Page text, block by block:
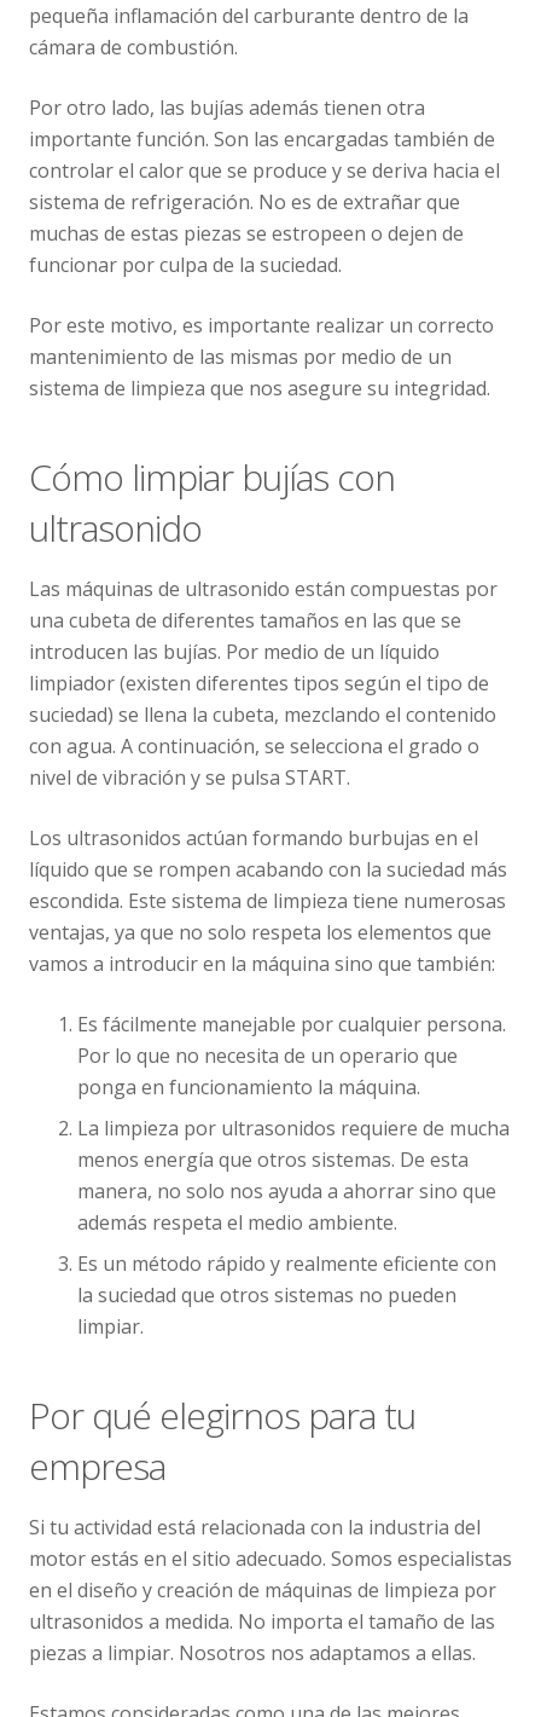
pequeña inflamación del carburante dentro de la
cámara de combustión.
Por otro lado, las bujías además tienen otra
importante función. Son las encargadas también de
controlar el calor que se produce y se deriva hacia el
sistema de refrigeración. No es de extrañar que
muchas de estas piezas se estropeen o dejen de
funcionar por culpa de la suciedad.
Por este motivo, es importante realizar un correcto
mantenimiento de las mismas por medio de un
sistema de limpieza que nos asegure su integridad.
Cómo limpiar bujías con
ultrasonido
Las máquinas de ultrasonido están compuestas por
una cubeta de diferentes tamaños en las que se
introducen las bujías. Por medio de un líquido
limpiador (existen diferentes tipos según el tipo de
suciedad) se llena la cubeta, mezclando el contenido
con agua. A continuación, se selecciona el grado o
nivel de vibración y se pulsa START.
Los ultrasonidos actúan formando burbujas en el
líquido que se rompen acabando con la suciedad más
escondida. Este sistema de limpieza tiene numerosas
ventajas, ya que no solo respeta los elementos que
vamos a introducir en la máquina sino que también:
Es fácilmente manejable por cualquier persona.
Por lo que no necesita de un operario que
ponga en funcionamiento la máquina.
La limpieza por ultrasonidos requiere de mucha
menos energía que otros sistemas. De esta
manera, no solo nos ayuda a ahorrar sino que
además respeta el medio ambiente.
Es un método rápido y realmente eficiente con
la suciedad que otros sistemas no pueden
limpiar.
Por qué elegirnos para tu
empresa
Si tu actividad está relacionada con la industria del
motor estás en el sitio adecuado. Somos especialistas
en el diseño y creación de máquinas de limpieza por
ultrasonidos a medida. No importa el tamaño de las
piezas a limpiar. Nosotros nos adaptamos a ellas.